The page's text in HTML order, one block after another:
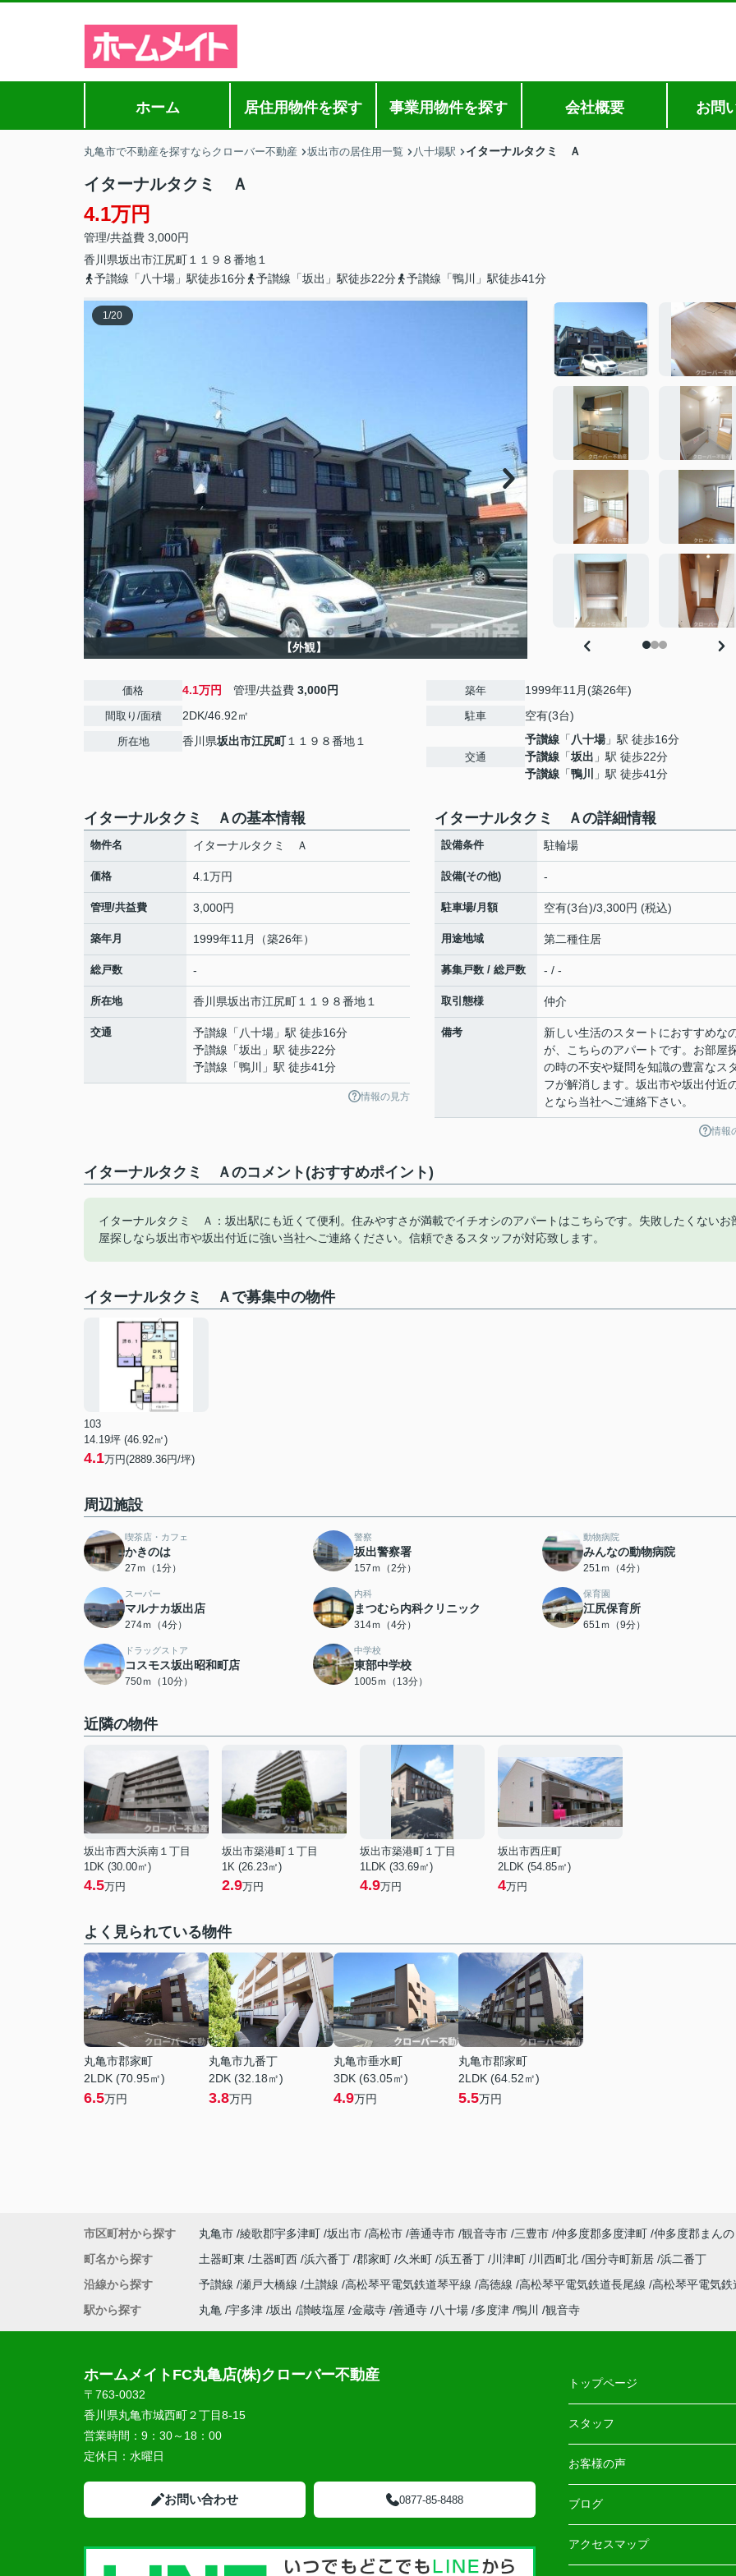
ホーム 居住用物件を探す 事業用物件を探す 会社概要 お問
丸亀市で不動産を探すならクローバー不動産 坂出市の居住用一覧 八十場駅 イターナルタクミ Ａ
イターナルタクミ Ａ
4.1万円
管理/共益費 3,000円
香川県坂出市江尻町 １１９８番地１
予讃線「八十場」駅徒歩16分
予讃線「坂出」駅徒歩22分 予讃線「鴨川」駅徒歩41分
1/20
【外観】
価格 4.1万円 管理/共益費 3,000円
間取り/面積 2DK/46.92㎡
所在地 香川県坂出市江尻町１１９８番地１
築年 1999年11月(築26年)
駐車 空有(3台)
交通
予讃線 「 八十場」駅 徒歩16分
予讃線 「坂出 」駅 徒歩22分
予讃線 「鴨川 」駅 徒歩41分
イターナルタクミ Ａの基本情報
物件名 イターナルタクミ Ａ
価格 4.1万円
管理/共益費 3,000円
築年月 1999年11月（築26年）
総戸数 -
所在地 香川県坂出市江尻町 １１９８番地１
交通 予讃線 「 八十場 」駅 徒歩16分
予讃線 「坂出 」駅 徒歩22分
予讃線 「鴨川 」駅 徒歩41分
情報の見方
イターナルタクミ Ａの詳細情報
設備条件 駐輪場
設備(その他) -
駐車場/月額 空有(3台)/3,300円 (税込)
用途地域 第二種住居
募集戸数 / 総戸数 - / -
取引態様 仲介
備考
新しい生活のスタートにおすすめな
が、こちらのアパートです。お部屋
の時の不安や疑問を知識の豊富なス
フが解消します。坂出市や坂出付近
となら当社へご連絡下さい。
情報
イターナルタクミ Ａのコメント(おすすめポイント)
イターナルタクミ Ａ：坂出駅にも近くて便利。住みやすさが満載でイチオシのアパートはこちらです。失敗したくないお
屋探しなら坂出市や坂出付近に強い当社へご連絡ください。信頼できるスタッフが対応致します。
イターナルタクミ Ａで募集中の物件
103
14.19坪 (46.92㎡)
4.1万円(2889.36円/坪)
周辺施設
喫茶店・カフェ
かきのは
27ｍ（1分）
警察
坂出警察署
157ｍ（2分）
動物病院
みんなの動物病院
251ｍ（4分）
スーパー
マルナカ坂出店
274ｍ（4分）
内科
まつむら内科クリニック
314ｍ（4分）
保育園
江尻保育所
651ｍ（9分）
ドラッグストア
コスモス坂出昭和町店
750ｍ（10分）
中学校
東部中学校
1005ｍ（13分）
近隣の物件
坂出市西大浜南１丁目
1DK (30.00㎡)
4.5万円
坂出市築港町１丁目
1K (26.23㎡)
2.9万円
坂出市築港町１丁目
1LDK (33.69㎡)
4.9万円
坂出市西庄町
2LDK (54.85㎡)
4万円
よく見られている物件
丸亀市郡家町
2LDK (70.95㎡)
6.5万円
丸亀市九番丁
2DK (32.18㎡)
3.8万円
丸亀市垂水町
3DK (63.05㎡)
4.9万円
丸亀市郡家町
2LDK (64.52㎡)
5.5万円
市区町村から探す 丸亀市 綾歌郡宇多津町 坂出市 高松市 善通寺市 観音寺市 三豊市 仲多度郡多度津町 仲多度郡まん
町名から探す
土器町東 土器町西 浜六番丁 郡家町 久米町 浜五番丁 川津町 川西町北 国分寺町新居 浜二番丁
沿線から探す
予讃線 瀬戸大橋線 土讃線 高松琴平電気鉄道琴平線 高徳線 高松琴平電気鉄道長尾線 高松琴平電気鉄
駅から探す
丸亀 宇多津 坂出 讃岐塩屋 金蔵寺 善通寺 八十場 多度津 鴨川 観音寺
ホームメイトFC丸亀店(株)クローバー不動産
〒763-0032
香川県丸亀市城西町２丁目8-15
営業時間： 9：30～18：00
定休日： 水曜日
お問い合わせ 0877-85-8488
トップページ
スタッフ
お客様の声
ブログ
アクセスマップ